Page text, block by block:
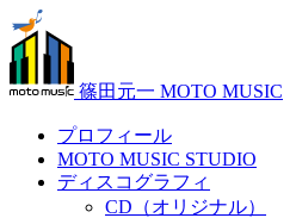
篠田元一 MOTO MUSIC
プロフィール
MOTO MUSIC STUDIO
ディスコグラフィ
CD（オリジナル）